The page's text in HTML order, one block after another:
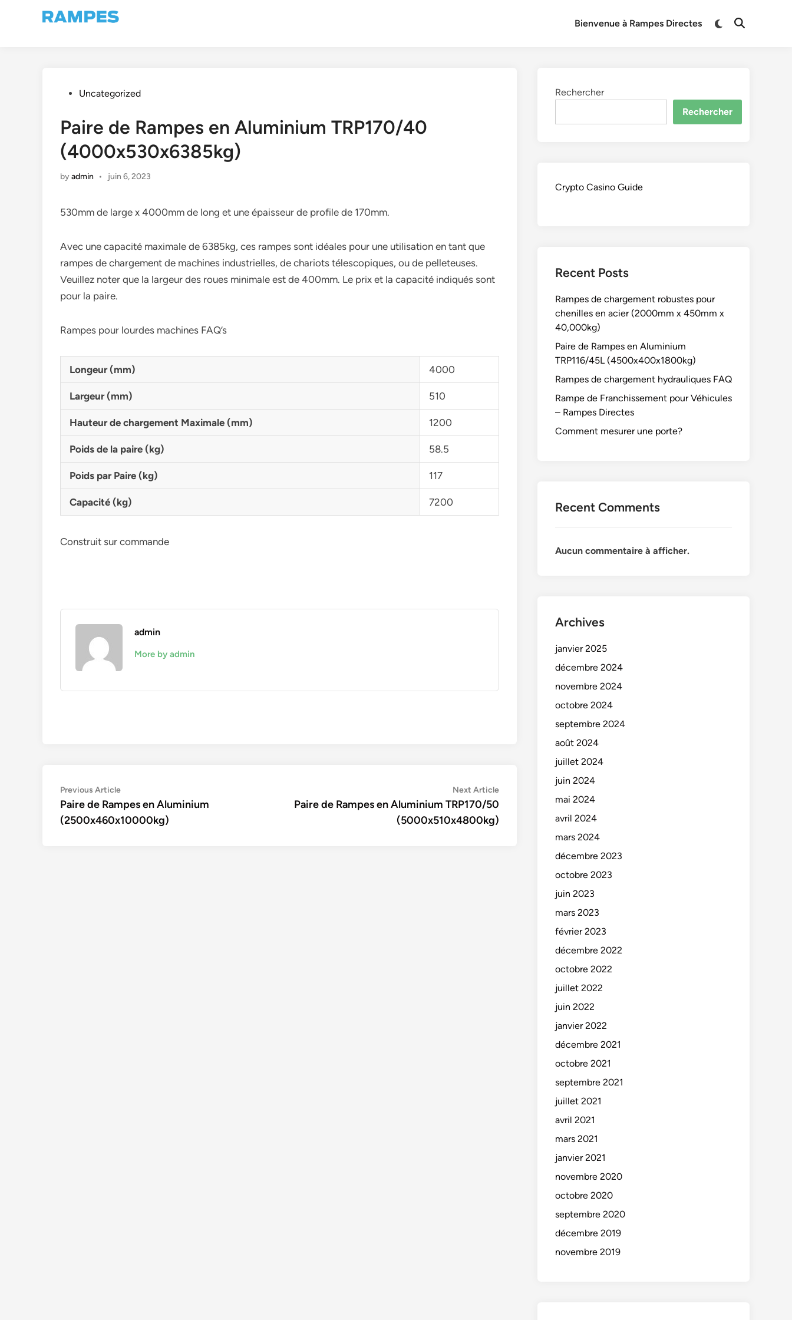
Bienvenue à Rampes Directes
Switch
Open
PostedUncategorized
Paire de Rampes en Aluminium TRP170/40
(4000x530x6385kg)
byadmin • juin 6, 2023
530mm de large x 4000mm de long et une épaisseur de profile de 170mm.
Avec une capacité maximale de 6385kg, ces rampes sont idéales pour une utilisation en tant que
rampes de chargement de machines industrielles, de chariots télescopiques, ou de pelleteuses.
Veuillez noter que la largeur des roues minimale est de 400mm. Le prix et la capacité indiqués sont
pour la paire.
Rampes pour lourdes machines FAQ’s
Longeur (mm) 4000
Largeur (mm) 510
Hauteur de chargement Maximale (mm) 1200
Poids de la paire (kg) 58.5
Poids par Paire (kg) 117
Capacité (kg) 7200
Construit sur commande
admin
More by admin
Navigation
de
l’article
Previous ArticlePrevious
article:
Paire de Rampes en Aluminium
(2500x460x10000kg)
Next ArticleNext
Paire de Rampes en Aluminium TRP170/50
(5000x510x4800kg)
Rechercher
Rechercher
Crypto Casino Guide
Recent Posts
Rampes de chargement robustes pour
chenilles en acier (2000mm x 450mm x
40,000kg)
Paire de Rampes en Aluminium
TRP116/45L (4500x400x1800kg)
Rampes de chargement hydrauliques FAQ
Rampe de Franchissement pour Véhicules
– Rampes Directes
Comment mesurer une porte?
Recent Comments
Aucun commentaire à afficher.
Archives
janvier 2025
décembre 2024
novembre 2024
octobre 2024
septembre 2024
août 2024
juillet 2024
juin 2024
mai 2024
avril 2024
mars 2024
décembre 2023
octobre 2023
juin 2023
mars 2023
février 2023
décembre 2022
octobre 2022
juillet 2022
juin 2022
janvier 2022
décembre 2021
octobre 2021
septembre 2021
juillet 2021
avril 2021
mars 2021
janvier 2021
novembre 2020
octobre 2020
septembre 2020
décembre 2019
novembre 2019